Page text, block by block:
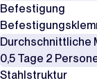
Befestigung
Durchschnittliche
0,5 Tage 2
Stahlstruktur